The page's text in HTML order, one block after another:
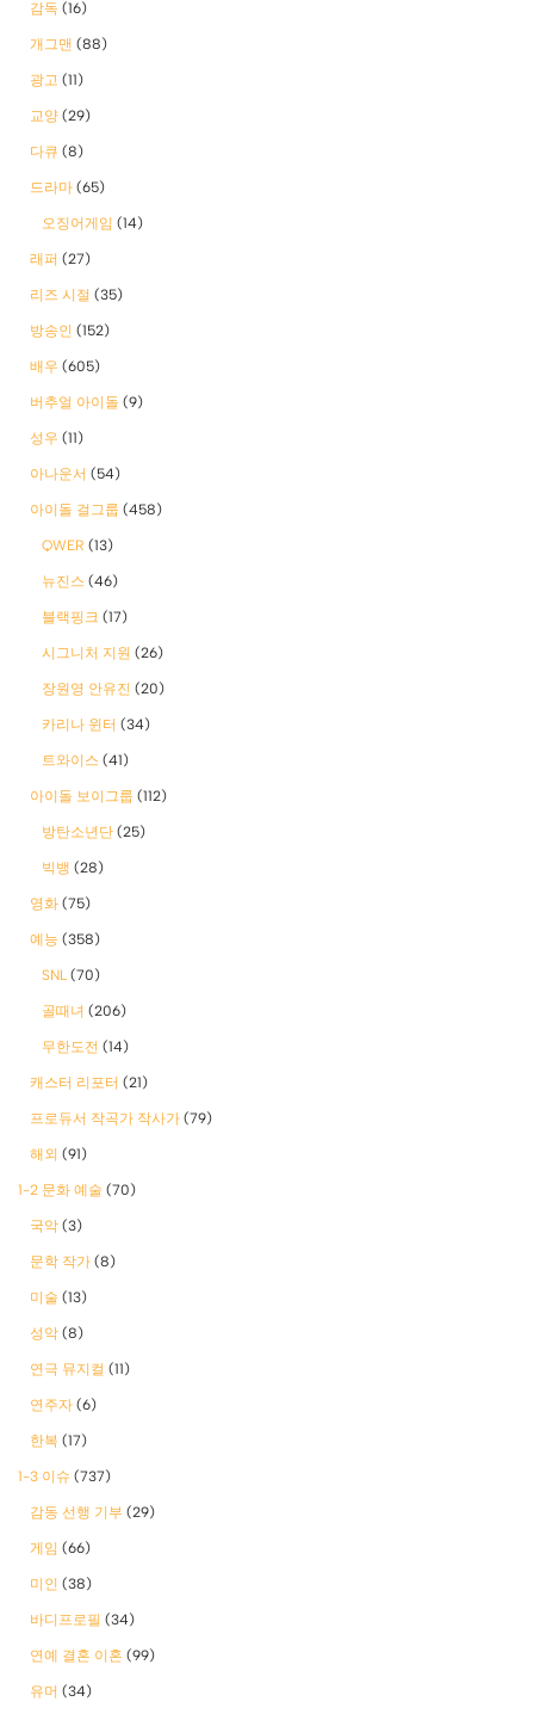
감독 (16)
개그맨 (88)
광고 (11)
교양 (29)
다큐 (8)
드라마 (65)
오징어게임 (14)
래퍼 (27)
리즈 시절 (35)
방송인 (152)
배우 (605)
버추얼 아이돌 (9)
성우 (11)
아나운서 (54)
아이돌 걸그룹 (458)
QWER (13)
뉴진스 (46)
블랙핑크 (17)
시그니처 지원 (26)
장원영 안유진 (20)
카리나 윈터 (34)
트와이스 (41)
아이돌 보이그룹 (112)
방탄소년단 (25)
빅뱅 (28)
영화 (75)
예능 (358)
SNL (70)
골때녀 (206)
무한도전 (14)
캐스터 리포터 (21)
프로듀서 작곡가 작사가 (79)
해외 (91)
1-2 문화 예술 (70)
국악 (3)
문학 작가 (8)
미술 (13)
성악 (8)
연극 뮤지컬 (11)
연주자 (6)
한복 (17)
1-3 이슈 (737)
감동 선행 기부 (29)
게임 (66)
미인 (38)
바디프로필 (34)
연예 결혼 이혼 (99)
유머 (34)